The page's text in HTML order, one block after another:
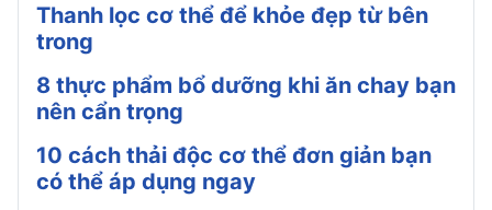
Thanh lọc cơ thể để khỏe đẹp từ bên
trong
8 thực phẩm bổ dưỡng khi ăn chay bạn
nên cẩn trọng
10 cách thải độc cơ thể đơn giản bạn
có thể áp dụng ngay